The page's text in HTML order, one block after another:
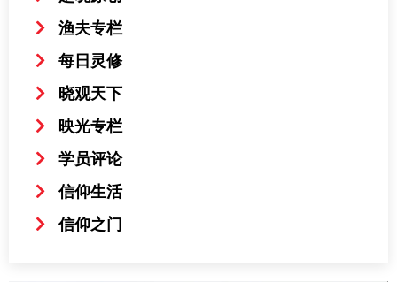
渔夫专栏
每日灵修
晓观天下
映光专栏
学员评论
信仰生活
信仰之门